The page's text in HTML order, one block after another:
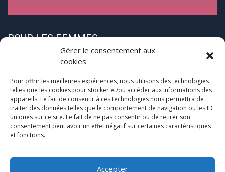
Gérer le consentement aux
cookies
Pour offrir les meilleures expériences, nous utilisons des technologies
telles que les cookies pour stocker et/ou accéder aux informations des
appareils. Le fait de consentir à ces technologies nous permettra de
traiter des données telles que le comportement de navigation ou les ID
uniques sur ce site. Le fait de ne pas consentir ou de retirer son
consentement peut avoir un effet négatif sur certaines caractéristiques
et fonctions.
Accepter
POUR LES FEMMES
CycloPause
Pour les femmes concernées par la